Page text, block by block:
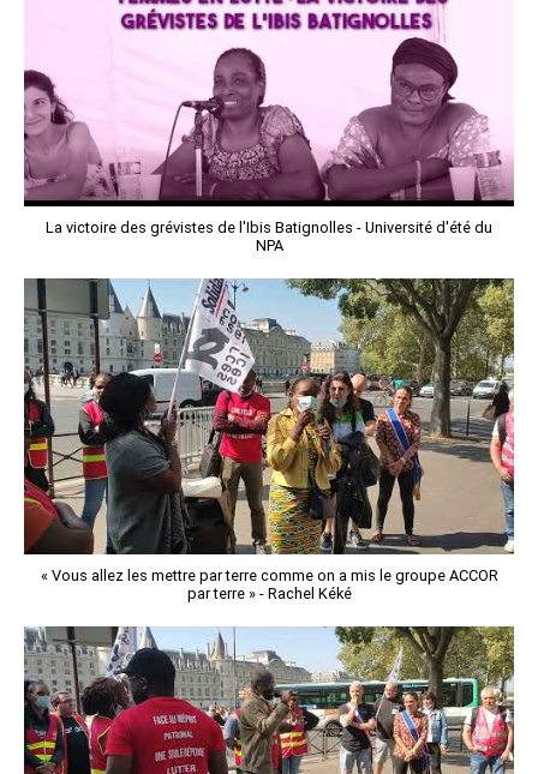
La victoire des grévistes de l'Ibis Batignolles - Université d'été du
NPA
« Vous allez les mettre par terre comme on a mis le groupe ACCOR
par terre » - Rachel Kéké